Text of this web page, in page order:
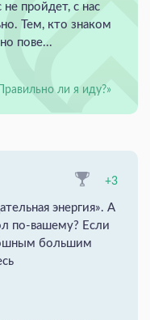
пройдет, с нас
Тем, кто знаком
пове...
ли я иду?»
+3
энергия». А
по-вашему? Если
большим